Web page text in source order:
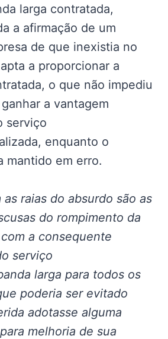
larga contratada,
a afirmação de um
de que inexistia no
a proporcionar a
o que não impediu
a vantagem
serviço
enquanto o
mantido em erro.
as raias do absurdo são as
do rompimento da
a consequente
serviço
larga para todos os
poderia ser evitado
adotasse alguma
melhoria de sua